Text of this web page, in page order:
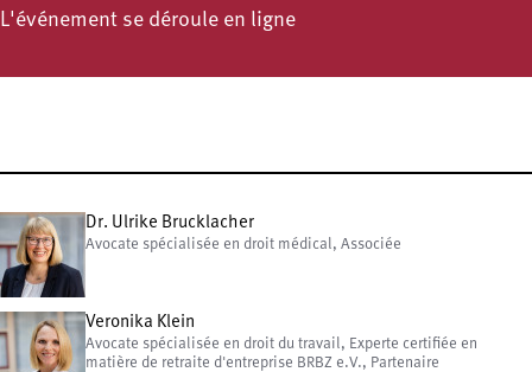
L'événement se déroule en ligne
Dr. Ulrike Brucklacher
Avocate spécialisée en droit médical, Associée
Veronika Klein
Avocate spécialisée en droit du travail, Experte certifiée en
matière de retraite d'entreprise BRBZ e.V., Partenaire